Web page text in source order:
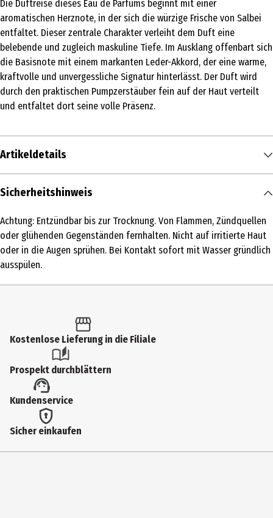
Die Duftreise dieses Eau de Parfums beginnt mit einer
aromatischen Herznote, in der sich die würzige Frische von Salbei
entfaltet. Dieser zentrale Charakter verleiht dem Duft eine
belebende und zugleich maskuline Tiefe. Im Ausklang offenbart sich
die Basisnote mit einem markanten Leder-Akkord, der eine warme,
kraftvolle und unvergessliche Signatur hinterlässt. Der Duft wird
durch den praktischen Pumpzerstäuber fein auf der Haut verteilt
und entfaltet dort seine volle Präsenz.
Artikeldetails
Inhalt
Produkttyp
Eau de Parfum
Duftkonzentration
Inhaltsstoffe
1278556 05 - INGREDIENTS: ALCOHOL • AQUA / WATER / EAU •
PARFUM / FRAGRANCE • LINALOOL • LIMONENE • ETHYLHEXYL
SALICYLATE • BUTYL METHOXYDIBENZOYLMETHANE • COUMARIN •
ALPHA-ISOMETHYL IONONE • CITRONELLOL • CITRAL • GERANIOL •
METHYL 2-OCTYNOATE • CI 60730 / EXT. VIOLET 2 (F.I.L.
Sicherheitshinweis
Achtung: Entzündbar bis zur Trocknung. Von Flammen, Zündquellen
oder glühenden Gegenständen fernhalten. Nicht auf irritierte Haut
oder in die Augen sprühen. Bei Kontakt sofort mit Wasser gründlich
ausspülen.
Kostenlose Lieferung in die Filiale
Prospekt durchblättern
Kundenservice
Sicher einkaufen